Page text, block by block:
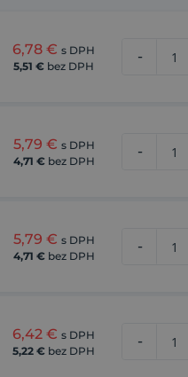
6,78 € s DPH
5,51 € bez DPH
-
5,79 € s DPH
4,71 € bez DPH
-
5,79 € s DPH
4,71 € bez DPH
-
6,42 € s DPH
5,22 € bez DPH
-